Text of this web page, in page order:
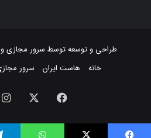
طراحی و توسعه توسط سرور مجازیو
خانه
هاست ایران سرور
فیسبوک ایکس